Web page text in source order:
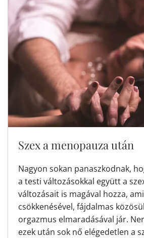
Szex a menopauza után
Nagyon sokan panaszkodnak,
a testi változásokkal együtt a
változásait is magával hozza,
csökkenésével, fájdalmas
orgazmus elmaradásával jár.
ezek után sok nő elégedetlen a